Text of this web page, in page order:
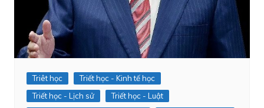
Triêt học
Triết học - Kinh tế học
Triết học - Lịch sử
Triết học - Luật